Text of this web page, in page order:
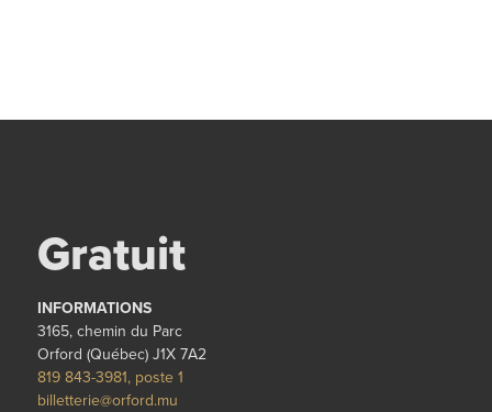
Gratuit
INFORMATIONS
3165, chemin du Parc
Orford (Québec) J1X 7A2
819 843-3981, poste 1
billetterie@orford.mu